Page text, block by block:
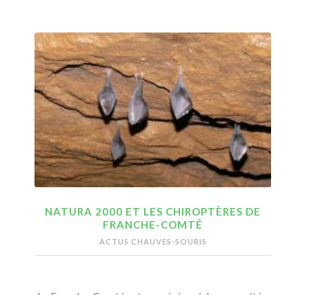
NATURA 2000 ET LES CHIROPTÈRES DE
FRANCHE-COMTÉ
ACTUS CHAUVES-SOURIS